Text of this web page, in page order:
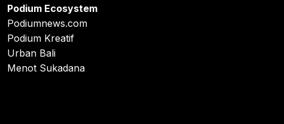
Podium Ecosystem
Podiumnews.com
Podium Kreatif
Urban Bali
Menot Sukadana